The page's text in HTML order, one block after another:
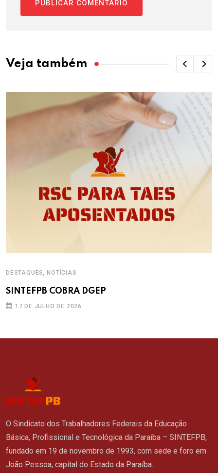
Veja também
DESTAQUES,NOTÍCIAS
SINTEFPB COBRA DGEP
17 DE JULHO DE 2026
O Sindicato dos Trabalhadores Federais da Educação
Básica, Profissional e Tecnológica da Paraíba – SINTEFPB,
fundado em 19 de novembro de 1993, com sede e foro em
João Pessoa, capital do Estado da Paraíba.